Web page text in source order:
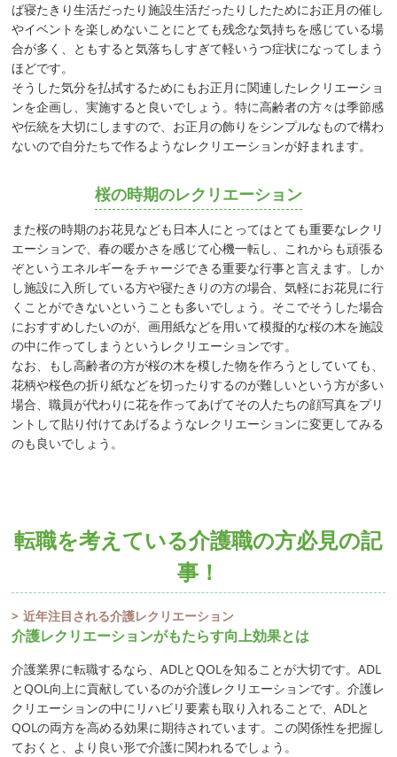
ば寝たきり生活だったり施設生活だったりしたためにお正月の催し
やイベントを楽しめないことにとても残念な気持ちを感じている場
合が多く、ともすると気落ちしすぎて軽いうつ症状になってしまう
ほどです。
そうした気分を払拭するためにもお正月に関連したレクリエーショ
ンを企画し、実施すると良いでしょう。特に高齢者の方々は季節感
や伝統を大切にしますので、お正月の飾りをシンプルなもので構わ
ないので自分たちで作るようなレクリエーションが好まれます。
桜の時期のレクリエーション
また桜の時期のお花見なども日本人にとってはとても重要なレクリ
エーションで、春の暖かさを感じて心機一転し、これからも頑張る
ぞというエネルギーをチャージできる重要な行事と言えます。しか
し施設に入所している方や寝たきりの方の場合、気軽にお花見に行
くことができないということも多いでしょう。そこでそうした場合
におすすめしたいのが、画用紙などを用いて模擬的な桜の木を施設
の中に作ってしまうというレクリエーションです。
なお、もし高齢者の方が桜の木を模した物を作ろうとしていても、
花柄や桜色の折り紙などを切ったりするのが難しいという方が多い
場合、職員が代わりに花を作ってあげてその人たちの顔写真をプリ
ントして貼り付けてあげるようなレクリエーションに変更してみる
のも良いでしょう。
転職を考えている介護職の方必見の記
事！
近年注目される介護レクリエーション
介護レクリエーションがもたらす向上効果とは
介護業界に転職するなら、ADLとQOLを知ることが大切です。ADL
とQOL向上に貢献しているのが介護レクリエーションです。介護レ
クリエーションの中にリハビリ要素も取り入れることで、ADLと
QOLの両方を高める効果に期待されています。この関係性を把握し
ておくと、より良い形で介護に関われるでしょう。